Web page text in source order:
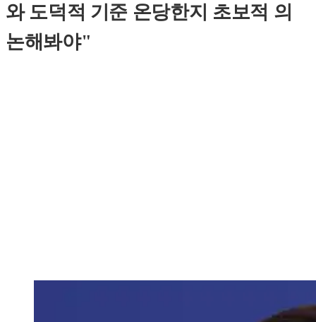
와 도덕적 기준 온당한지 초보적 의
논해봐야"